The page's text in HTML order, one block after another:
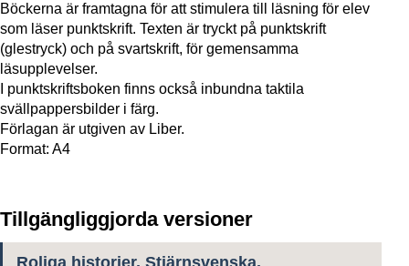
Böckerna är framtagna för att stimulera till läsning för elev
som läser punktskrift. Texten är tryckt på punktskrift
(glestryck) och på svartskrift, för gemensamma
läsupplevelser.
I punktskriftsboken finns också inbundna taktila
svällpappersbilder i färg.
Förlagan är utgiven av Liber.
Format: A4
Tillgängliggjorda versioner
Roliga historier, Stjärnsvenska,